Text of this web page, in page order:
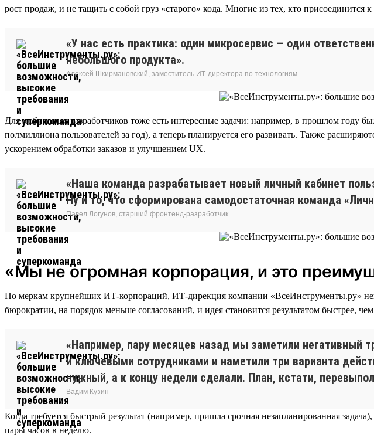
рост продаж, и не тащить с собой груз «старого» кода. Многие из тех, кто присоединится
«У нас есть практика: один микросервис — один
небольшого продукта».
Алексей Шкирмановский, заместитель ИТ-директора по технологиям
Для мобильных разработчиков тоже есть интересные задачи: например, в прошлом
полмиллиона пользователей за год), а теперь планируется его развивать. Также
ускорением обработки заказов и улучшением UX.
«Наша команда разрабатывает новый личный кабинет
Ну и то, что сформирована самодостаточная команда
Павел Логунов, старший фронтенд-разработчик
«Мы не огромная корпорация, и это
По меркам крупнейших ИТ-корпораций, ИТ-дирекция компании «ВсеИнструменты.ру»
бюрократии, на порядок меньше согласований, и идея становится результатом быстрее,
«Например, пару месяцев назад мы заметили негативный
и ключевыми сотрудниками и наметили три варианта
нужный, а к концу недели сделали. План, кстати,
Вадим Кузин
Когда требуется быстрый результат (например, пришла срочная незапланированная
пары часов в неделю.